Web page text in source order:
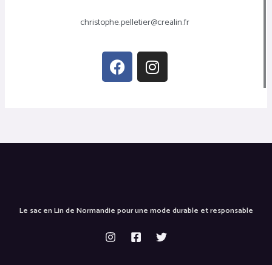
christophe.pelletier@crealin.fr
F
a
c
o
I
n
s
r
Le sac en Lin de Normandie pour une mode durable et responsable